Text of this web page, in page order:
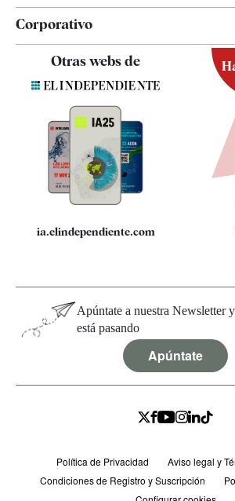
Corporativo
Quiénes somos
Especificaciones
Otras webs de
ia.elindependiente.com
Apúntate a nuestra Newsletter
está pasando
Apúntate
Política de Privacidad
Aviso legal y
Condiciones de Registro y Suscripción